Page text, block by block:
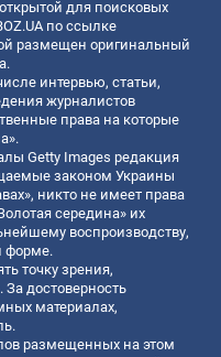
для поисковых
по ссылке
размещен оригинальный
интервью, статьи,
журналистов
права на которые
Getty Images редакция
законом Украины
никто не имеет права
середина» их
воспроизводству,
форме.
точку зрения,
достоверность
материалах,
размещенных на этом